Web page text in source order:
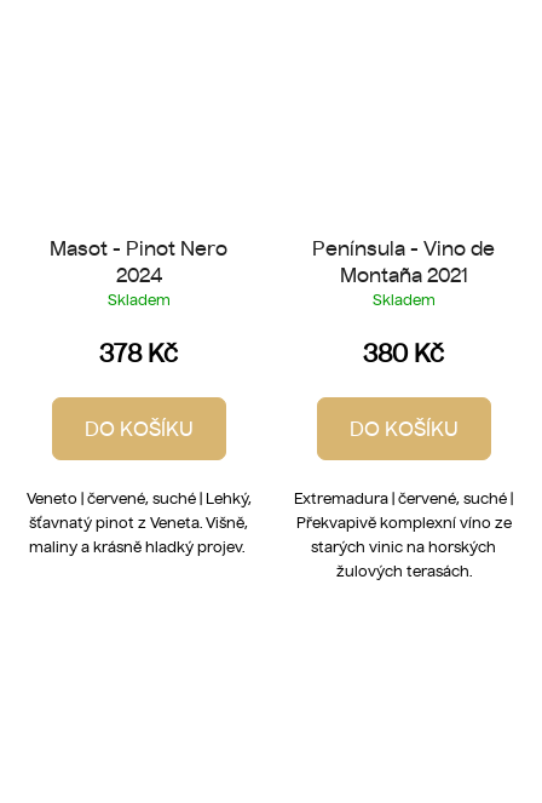
Masot - Pinot Nero
2024
Skladem
378 Kč
DO KOŠÍKU
Veneto | červené, suché | Lehký,
šťavnatý pinot z Veneta. Višně,
maliny a krásně hladký projev.
Península - Vino de
Montaña 2021
Skladem
380 Kč
DO KOŠÍKU
Extremadura | červené, suché |
Překvapivě komplexní víno ze
starých vinic na horských
žulových terasách.